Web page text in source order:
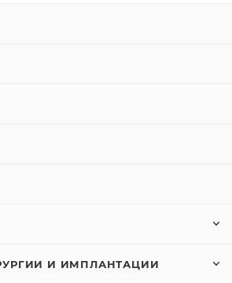
И ИМПЛАНТАЦИИ